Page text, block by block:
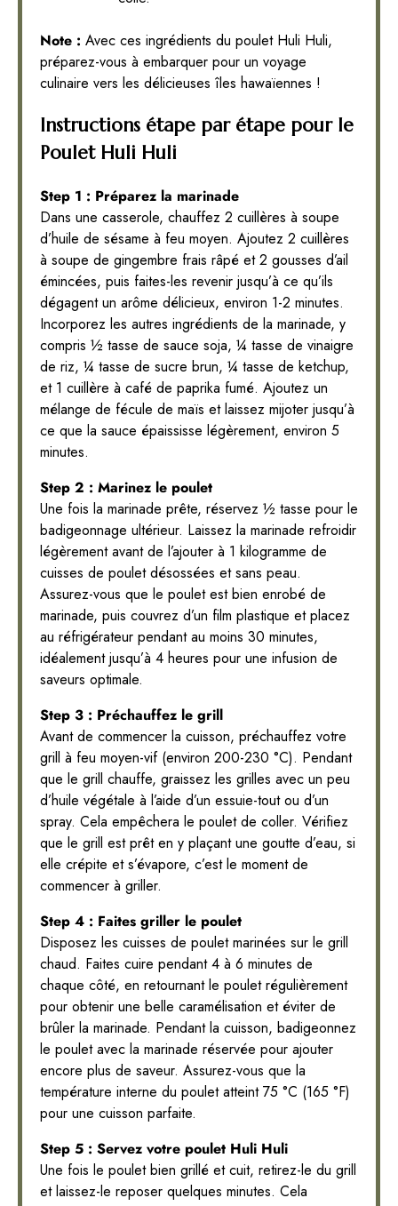
Note : Avec ces ingrédients du poulet Huli Huli,
préparez-vous à embarquer pour un voyage
culinaire vers les délicieuses îles hawaïennes !
Instructions étape par étape pour le
Poulet Huli Huli
Step 1 : Préparez la marinade
Dans une casserole, chauffez 2 cuillères à soupe
d’huile de sésame à feu moyen. Ajoutez 2 cuillères
à soupe de gingembre frais râpé et 2 gousses d’ail
émincées, puis faites-les revenir jusqu’à ce qu’ils
dégagent un arôme délicieux, environ 1-2 minutes.
Incorporez les autres ingrédients de la marinade, y
compris ½ tasse de sauce soja, ¼ tasse de vinaigre
de riz, ¼ tasse de sucre brun, ¼ tasse de ketchup,
et 1 cuillère à café de paprika fumé. Ajoutez un
mélange de fécule de maïs et laissez mijoter jusqu’à
ce que la sauce épaississe légèrement, environ 5
minutes.
Step 2 : Marinez le poulet
Une fois la marinade prête, réservez ½ tasse pour le
badigeonnage ultérieur. Laissez la marinade refroidir
légèrement avant de l’ajouter à 1 kilogramme de
cuisses de poulet désossées et sans peau.
Assurez-vous que le poulet est bien enrobé de
marinade, puis couvrez d’un film plastique et placez
au réfrigérateur pendant au moins 30 minutes,
idéalement jusqu’à 4 heures pour une infusion de
saveurs optimale.
Step 3 : Préchauffez le grill
Avant de commencer la cuisson, préchauffez votre
grill à feu moyen-vif (environ 200-230 °C). Pendant
que le grill chauffe, graissez les grilles avec un peu
d’huile végétale à l’aide d’un essuie-tout ou d’un
spray. Cela empêchera le poulet de coller. Vérifiez
que le grill est prêt en y plaçant une goutte d’eau, si
elle crépite et s’évapore, c’est le moment de
commencer à griller.
Step 4 : Faites griller le poulet
Disposez les cuisses de poulet marinées sur le grill
chaud. Faites cuire pendant 4 à 6 minutes de
chaque côté, en retournant le poulet régulièrement
pour obtenir une belle caramélisation et éviter de
brûler la marinade. Pendant la cuisson, badigeonnez
le poulet avec la marinade réservée pour ajouter
encore plus de saveur. Assurez-vous que la
température interne du poulet atteint 75 °C (165 °F)
pour une cuisson parfaite.
Step 5 : Servez votre poulet Huli Huli
Une fois le poulet bien grillé et cuit, retirez-le du grill
et laissez-le reposer quelques minutes. Cela